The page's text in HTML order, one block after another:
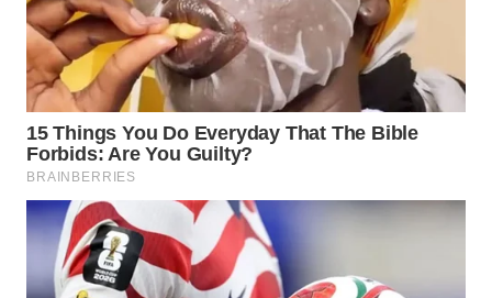
WN
TEBING
TINGGI
WN
PAKPAK
WN
KARAWANG